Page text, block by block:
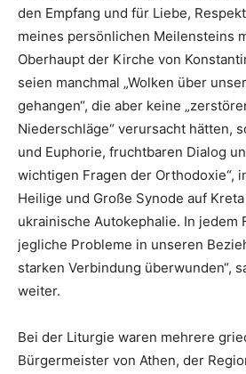
den Empfang und für Liebe,
meines persönlichen Meilensteins
Oberhaupt der Kirche von
seien manchmal „Wolken über
gehangen“, die aber keine
Niederschläge“ verursacht hätten,
und Euphorie, fruchtbaren Dialog
wichtigen Fragen der Orthodoxie“,
Heilige und Große Synode auf
ukrainische Autokephalie. In jedem
jegliche Probleme in unseren
starken Verbindung überwunden“,
weiter.
Bei der Liturgie waren mehrere
Bürgermeister von Athen, der